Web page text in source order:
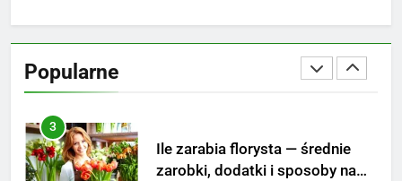
Popularne
Ile zarabia florysta — średnie
zarobki, dodatki i sposoby na
4
Ile zarabia nauczyciel
matematyki: średnie zarobki,